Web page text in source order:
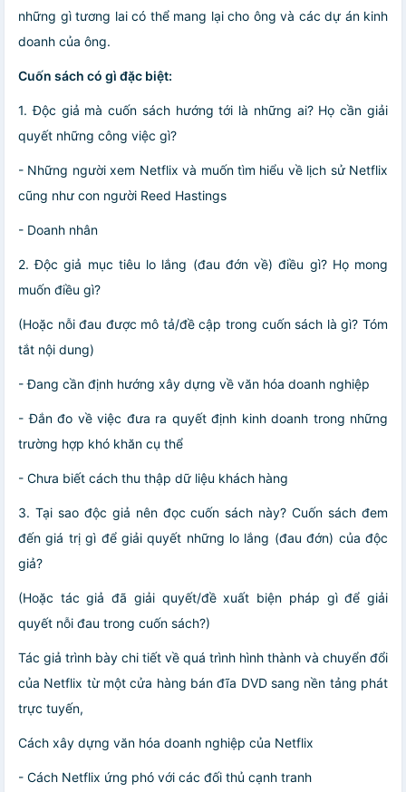
những gì tương lai có thể mang lại cho ông và các dự án kinh
doanh của ông.
Cuốn sách có gì đặc biệt:
1. Độc giả mà cuốn sách hướng tới là những ai? Họ cần giải
quyết những công việc gì?
- Những người xem Netflix và muốn tìm hiểu về lịch sử Netflix
cũng như con người Reed Hastings
- Doanh nhân
2. Độc giả mục tiêu lo lắng (đau đớn về) điều gì? Họ mong
muốn điều gì?
(Hoặc nỗi đau được mô tả/đề cập trong cuốn sách là gì? Tóm
tắt nội dung)
- Đang cần định hướng xây dựng về văn hóa doanh nghiệp
- Đắn đo về việc đưa ra quyết định kinh doanh trong những
trường hợp khó khăn cụ thể
- Chưa biết cách thu thập dữ liệu khách hàng
3. Tại sao độc giả nên đọc cuốn sách này? Cuốn sách đem
đến giá trị gì để giải quyết những lo lắng (đau đớn) của độc
giả?
(Hoặc tác giả đã giải quyết/đề xuất biện pháp gì để giải
quyết nỗi đau trong cuốn sách?)
Tác giả trình bày chi tiết về quá trình hình thành và chuyển đổi
của Netflix từ một cửa hàng bán đĩa DVD sang nền tảng phát
trực tuyến,
Cách xây dựng văn hóa doanh nghiệp của Netflix
- Cách Netflix ứng phó với các đối thủ cạnh tranh